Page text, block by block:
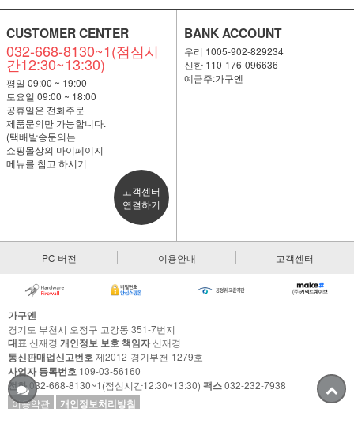
CUSTOMER CENTER
032-668-8130~1(점심시
간12:30~13:30)
평일 09:00 ~ 19:00
토요일 09:00 ~ 18:00
공휴일은 전화주문
제품문의만 가능합니다.
(택배발송문의는
쇼핑몰상의 마이페이지
메뉴를 참고 하시기
고객센터
연결하기
BANK ACCOUNT
우리 1005-902-829234
신한 110-176-096636
예금주:가구엔
PC 버전 이용안내 고객센터
가구엔
경기도 부천시 오정구 고강동 351-7번지
대표 신재경 개인정보 보호 책임자신재경
통신판매업신고번호제2012-경기부천-1279호
사업자 등록번호 109-03-56160
전화 032-668-8130~1(점심시간12:30~13:30) 팩스032-232-7938
이용약관
개인정보처리방침